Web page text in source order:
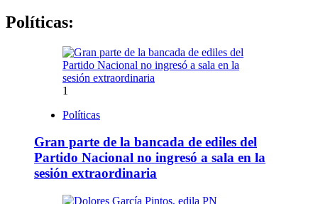
Políticas:
1
Políticas
Gran parte de la bancada de ediles del
Partido Nacional no ingresó a sala en la
sesión extraordinaria